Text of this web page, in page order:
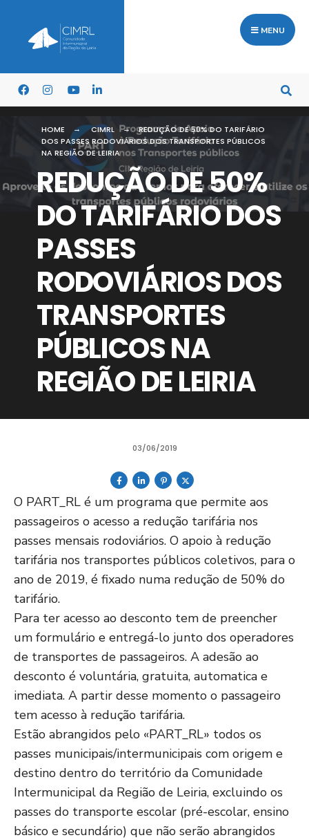
MENU
HOME CIMRL
REDUÇÃO DE 50% DO TARIFÁRIO
DOS PASSES RODOVIÁRIOS DOS TRANSPORTES PÚBLICOS
NA REGIÃO DE LEIRIA
REDUÇÃO DE 50%
DO TARIFÁRIO DOS
PASSES
RODOVIÁRIOS DOS
TRANSPORTES
PÚBLICOS NA
REGIÃO DE LEIRIA
03/06/2019
O PART_RL é um programa que permite aos
passageiros o acesso a redução tarifária nos
passes mensais rodoviários. O apoio à redução
tarifária nos transportes públicos coletivos, para o
ano de 2019, é fixado numa redução de 50% do
tarifário.
Para ter acesso ao desconto tem de preencher
um formulário e entregá-lo junto dos operadores
de transportes de passageiros. A adesão ao
desconto é voluntária, gratuita, automatica e
imediata. A partir desse momento o passageiro
tem acesso à redução tarifária.
Estão abrangidos pelo «PART_RL» todos os
passes municipais/intermunicipais com origem e
destino dentro do território da Comunidade
Intermunicipal da Região de Leiria, excluindo os
passes do transporte escolar (pré-escolar, ensino
básico e secundário) que não serão abrangidos